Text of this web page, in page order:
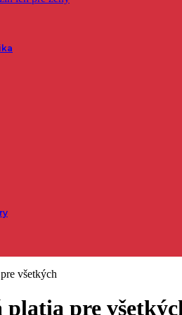
všetkých
pre